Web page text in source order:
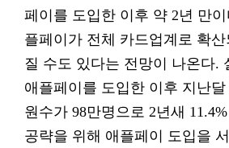
페이를 도입한 이후 약 2년 만
플페이가 전체 카드업계로 확
질 수도 있다는 전망이 나온다.
애플페이를 도입한 이후 지난달
원수가 98만명으로 2년새
공략을 위해 애플페이 도입을